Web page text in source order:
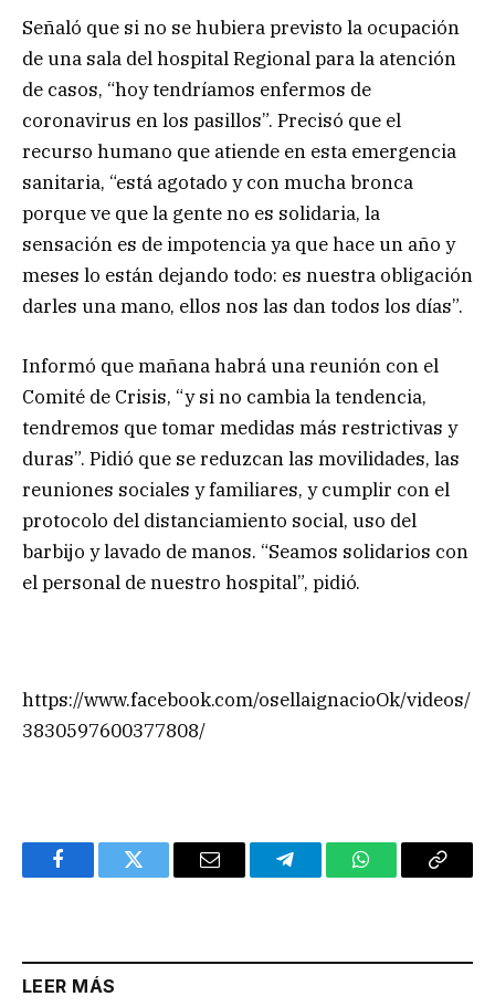
Señaló que si no se hubiera previsto la ocupación
de una sala del hospital Regional para la atención
de casos, “hoy tendríamos enfermos de
coronavirus en los pasillos”. Precisó que el
recurso humano que atiende en esta emergencia
sanitaria, “está agotado y con mucha bronca
porque ve que la gente no es solidaria, la
sensación es de impotencia ya que hace un año y
meses lo están dejando todo: es nuestra obligación
darles una mano, ellos nos las dan todos los días”.
Informó que mañana habrá una reunión con el
Comité de Crisis, “y si no cambia la tendencia,
tendremos que tomar medidas más restrictivas y
duras”. Pidió que se reduzcan las movilidades, las
reuniones sociales y familiares, y cumplir con el
protocolo del distanciamiento social, uso del
barbijo y lavado de manos. “Seamos solidarios con
el personal de nuestro hospital”, pidió.
https://www.facebook.com/osellaignacioOk/videos/
3830597600377808/
FacebookTwitter Email TelegramWhatsAppCopy
LEER MÁS